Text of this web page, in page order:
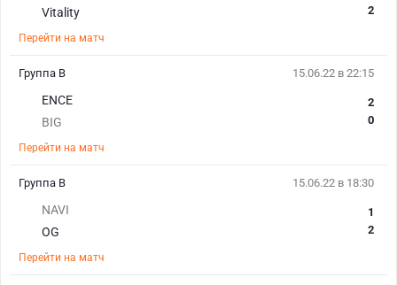
Vitality
2
Перейти на матч
15.06.22 в 22:15
ENCE
BIG
2
0
Перейти на матч
Группа B
15.06.22 в 18:30
NAVI
OG
1
2
Перейти на матч
Группа B